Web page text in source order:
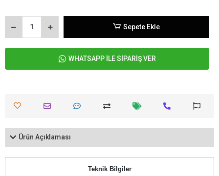
Sepete Ekle
WHATSAPP İLE SİPARİŞ VER
Ürün Açıklaması
Teknik Bilgiler